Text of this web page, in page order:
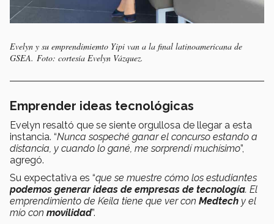
Evelyn y su emprendimiemto Yipi van a la final latinoamericana de
GSEA. Foto: cortesía Evelyn Vázquez.
Emprender ideas tecnológicas
Evelyn resaltó que se siente orgullosa de llegar a esta
instancia. “Nunca sospeché ganar el concurso estando a
distancia, y cuando lo gané, me sorprendí muchísimo”,
agregó.
Su expectativa es “que se muestre cómo los estudiantes
podemos generar ideas de empresas de tecnología. El
emprendimiento de Keila tiene que ver con Medtech y el
mío con movilidad”.